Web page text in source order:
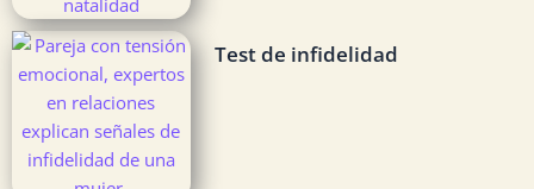
Test de infidelidad